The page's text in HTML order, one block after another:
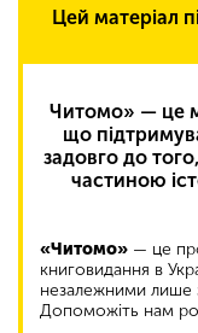
Цей матеріал
Читомо» — це
що
задовго до
частиною
«Читомо» — це
книговидання в
незалежними лише
Допоможіть нам